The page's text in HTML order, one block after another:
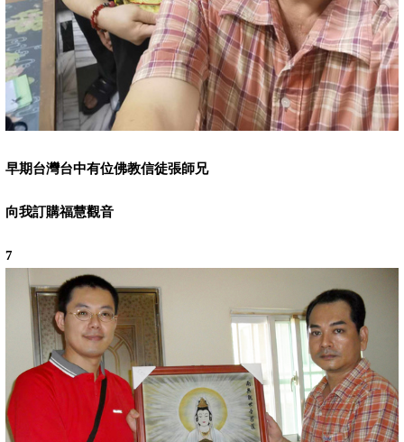
早期台灣台中有位佛教信徒張師兄
向我訂購福慧觀音
7